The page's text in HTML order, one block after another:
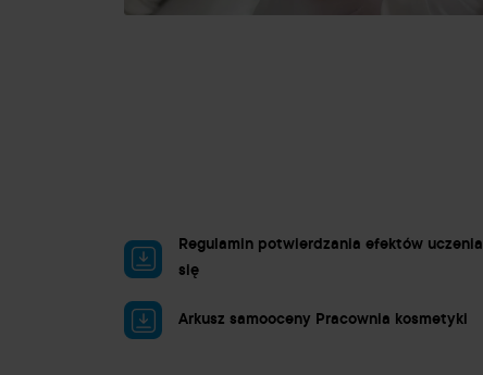
Regulamin potwierdzania efektów uczenia
się
Arkusz samooceny Pracownia kosmetyki